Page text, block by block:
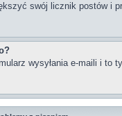
swój licznik postów i
wysyłania e-maili i to